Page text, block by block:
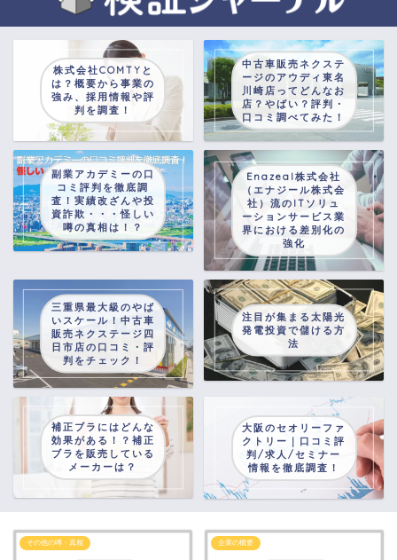
株式会社COMTYと
は？概要から事業の
強み、採用情報や評
判を調査！
中古車販売ネクステ
ージのアウディ東名
川崎店ってどんなお
店？やばい？評判・
口コミ調べてみた！
副業アカデミーの口
コミ評判を徹底調
査！実績改ざんや投
資詐欺・・・怪しい
噂の真相は！？
Enazeal株式会社
（エナジール株式会
社）流のITソリュ
ーションサービス業
界における差別化の
強化
三重県最大級のやば
いスケール！中古車
販売ネクステージ四
日市店の口コミ・評
判をチェック！
注目が集まる太陽光
発電投資で儲ける方
法
補正ブラにはどんな
効果がある！？補正
ブラを販売している
メーカーは？
大阪のセオリーファ
クトリー｜口コミ評
判/求人/セミナー
情報を徹底調査！
その他の噂・真相 企業の概要